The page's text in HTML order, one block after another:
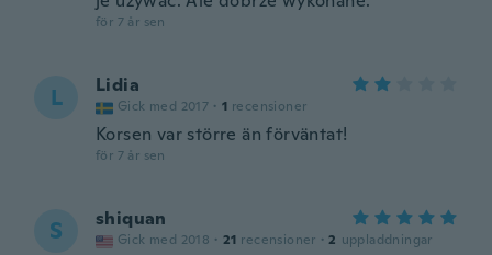
för 7 år sen
L Lidia
Gick med 2017 · 1 recensioner
Korsen var större än förväntat!
för 7 år sen
S shiquan
Gick med 2018 · 21 recensioner · 2 uppladdningar